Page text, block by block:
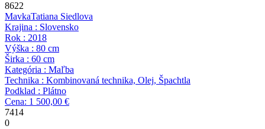
8622
MavkaTatiana Siedlova
Krajina : Slovensko
Rok : 2018
Výška : 80 cm
Širka : 60 cm
Kategória : Maľba
Technika : Kombinovaná technika, Olej, Špachtla
Podklad : Plátno
Cena: 1 500,00 €
7414
0